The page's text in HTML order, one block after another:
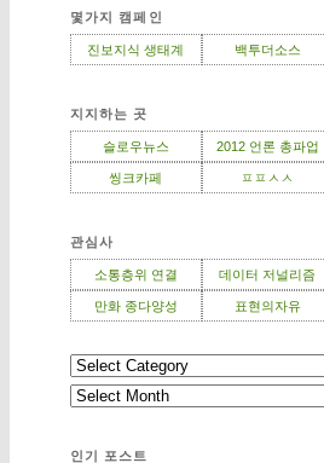
몇가지 캠페인
진보지식 생태계 백투더소스
지지하는 곳
슬로우뉴스 2012 언론 총파업
씽크카페 ㅍㅍㅅㅅ
관심사
소통층위 연결 데이터 저널리즘
만화 종다양성 표현의자유
인기 포스트